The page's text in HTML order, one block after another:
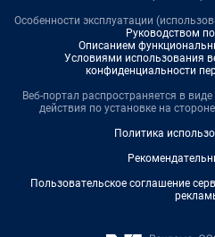
Особенности эксплуатации
Руководством
Описанием
Условиями использования
конфиденциальности
Веб-портал распространяется в
действия по установке на
Политика
Пользовательское соглашение